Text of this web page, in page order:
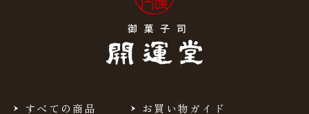
すべての商品
お買い物ガイド